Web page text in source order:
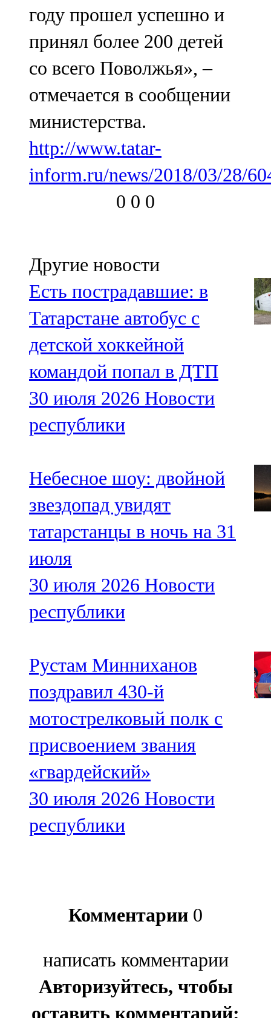
году прошел успешно и
принял более 200 детей
со всего Поволжья», –
отмечается в сообщении
министерства.
http://www.tatar-
inform.ru/news/2018/03/28/
0 0 0
Другие новости
Есть пострадавшие: в
Татарстане автобус с
детской хоккейной
командой попал в ДТП
30 июля 2026 Новости
республики
Небесное шоу: двойной
звездопад увидят
татарстанцы в ночь на 31
июля
30 июля 2026 Новости
республики
Рустам Минниханов
поздравил 430-й
мотострелковый полк с
присвоением звания
«гвардейский»
30 июля 2026 Новости
республики
Комментарии 0
написать комментарии
Авторизуйтесь, чтобы
оставить комментарий: